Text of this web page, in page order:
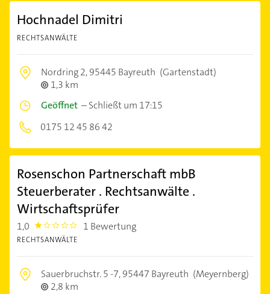
Hochnadel Dimitri
RECHTSANWÄLTE
Nordring 2,95445 Bayreuth (Gartenstadt)
1,3 km
Geöffnet –Schließt um 17:15
0175 12 45 86 42
Rosenschon Partnerschaft mbB
Steuerberater . Rechtsanwälte .
Wirtschaftsprüfer
1,0 1.0 1 Bewertung
RECHTSANWÄLTE
Sauerbruchstr. 5 -7,95447 Bayreuth (Meyernberg)
2,8 km